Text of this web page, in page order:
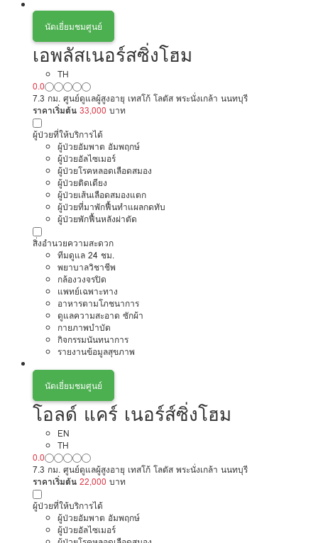
นัดเยี่ยมชมศูนย์
เอพลัสเนอร์สซิ่งโฮม
TH
0.0
7.3 กม. ศูนย์ดูแลผู้สูงอายุ เทสโก้ โลตัส พระนั่งเกล้า นนทบุรี
ราคาเริ่มต้น 33,000 บาท
ผู้ป่วยที่ให้บริการได้
ผู้ป่วยอัมพาต อัมพฤกษ์
ผู้ป่วยอัลไซเมอร์
ผู้ป่วยโรคหลอดเลือดสมอง
ผู้ป่วยติดเตียง
ผู้ป่วยเส้นเลือดสมองแตก
ผู้ป่วยที่มาพักฟื้นทำแผลกดทับ
ผู้ป่วยพักฟื้นหลังผ่าตัด
สิ่งอำนวยความสะดวก
ทีมดูแล 24 ชม.
พยาบาลวิชาชีพ
กล้องวงจรปิด
แพทย์เฉพาะทาง
อาหารตามโภชนาการ
ดูแลความสะอาด ซักผ้า
กายภาพบำบัด
กิจกรรมนันทนาการ
รายงานข้อมูลสุขภาพ
นัดเยี่ยมชมศูนย์
โอลด์ แคร์ เนอร์ส์ซิ่งโฮม
EN
TH
0.0
7.3 กม. ศูนย์ดูแลผู้สูงอายุ เทสโก้ โลตัส พระนั่งเกล้า นนทบุรี
ราคาเริ่มต้น 22,000 บาท
ผู้ป่วยที่ให้บริการได้
ผู้ป่วยอัมพาต อัมพฤกษ์
ผู้ป่วยอัลไซเมอร์